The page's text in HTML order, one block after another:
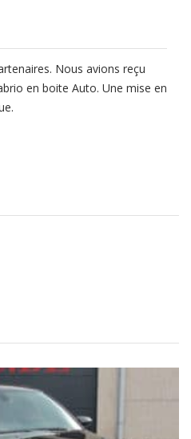
Nous avions reçu
en boite Auto. Une mise en